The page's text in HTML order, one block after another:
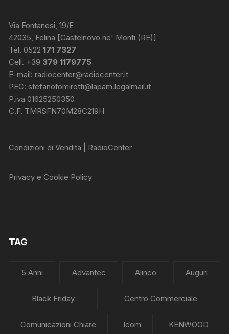
Via Fontanesi, 19/E
42035, Felina [Castelnovo ne' Monti (RE)]
Tel. 0522171 7327
Cell. +39 379 1179775
E-mail:radiocenter@radiocenter.it
PEC:stefanotomirotti@lapam.legalmail.it
P.iva 01625250350
C.F. TMRSFN70M28C219H
Condizioni di Vendita | RadioCenter
Privacy e Cookie Policy
TAG
5 Anni Advantec Alinco Auguri
Black Friday Centro Commerciale
Comunicazioni Chiare Icom KENWOOD